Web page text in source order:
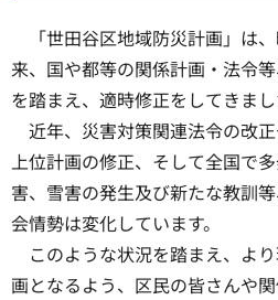
「世田谷区地域防災計画」は
来、国や都等の関係計画・法令
を踏まえ、適時修正をしてきまし
近年、災害対策関連法令の改
上位計画の修正、そして全国で
害、雪害の発生及び新たな教訓
会情勢は変化しています。
このような状況を踏まえ、よ
画となるよう、区民の皆さんや